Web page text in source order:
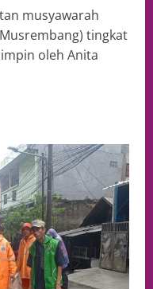
musyawarah
tingkat
oleh Anita